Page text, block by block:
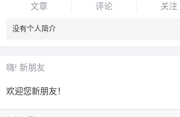
文章 评论 关注
没有个人简介
嗨! 新朋友
欢迎您新朋友！